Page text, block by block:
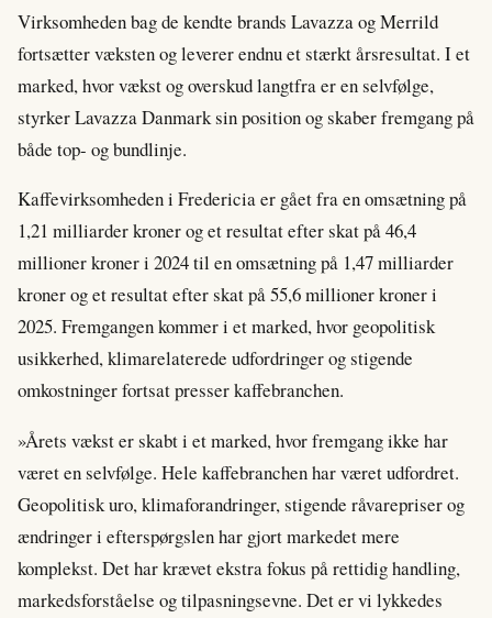
Virksomheden bag de kendte brands Lavazza og Merrild
fortsætter væksten og leverer endnu et stærkt årsresultat. I et
marked, hvor vækst og overskud langtfra er en selvfølge,
styrker Lavazza Danmark sin position og skaber fremgang på
både top- og bundlinje.
Kaffevirksomheden i Fredericia er gået fra en omsætning på
1,21 milliarder kroner og et resultat efter skat på 46,4
millioner kroner i 2024 til en omsætning på 1,47 milliarder
kroner og et resultat efter skat på 55,6 millioner kroner i
2025. Fremgangen kommer i et marked, hvor geopolitisk
usikkerhed, klimarelaterede udfordringer og stigende
omkostninger fortsat presser kaffebranchen.
»Årets vækst er skabt i et marked, hvor fremgang ikke har
været en selvfølge. Hele kaffebranchen har været udfordret.
Geopolitisk uro, klimaforandringer, stigende råvarepriser og
ændringer i efterspørgslen har gjort markedet mere
komplekst. Det har krævet ekstra fokus på rettidig handling,
markedsforståelse og tilpasningsevne. Det er vi lykkedes